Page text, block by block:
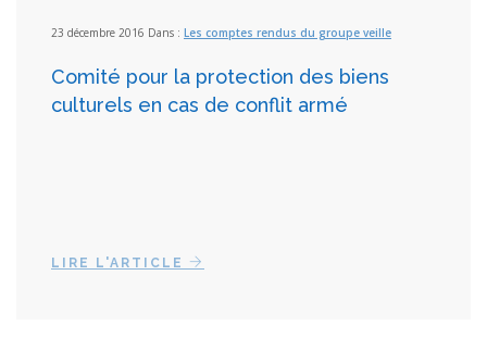
23 décembre 2016 Dans : Les comptes rendus du groupe veille
Comité pour la protection des biens
culturels en cas de conflit armé
LIRE L'ARTICLE